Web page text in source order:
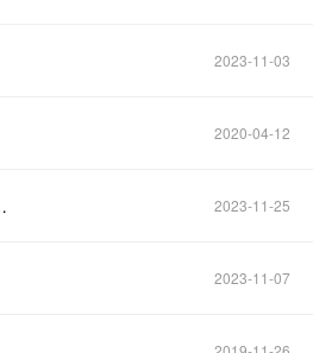
2023-11-03
2020-04-12
发给其他的朋友呢？ 2023-11-25
2023-11-07